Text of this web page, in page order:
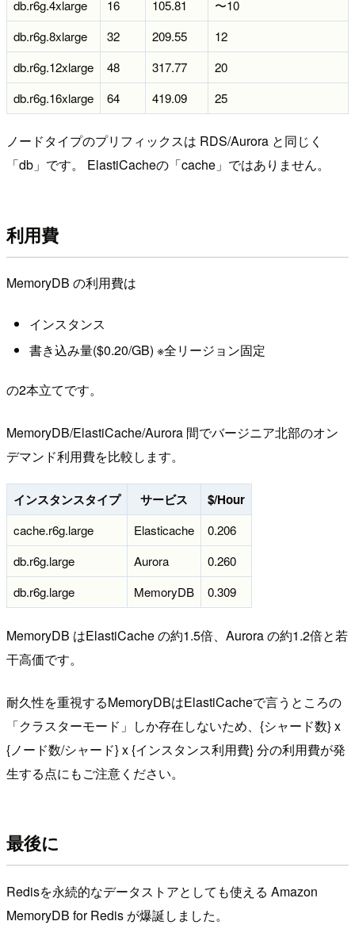
db.r6g.4xlarge 16 105.81
〜10
db.r6g.8xlarge
32 209.55
12
db.r6g.12xlarge
48 317.77
20
db.r6g.16xlarge
64 419.09 25
ノードタイプのプリフィックスは RDS/Aurora と同じく
「db」です。 ElastiCacheの「cache」ではありません。
利用費
MemoryDB の利用費は
インスタンス
書き込み量($0.20/GB) ※全リージョン固定
の2本立てです。
MemoryDB/ElastiCache/Aurora 間でバージニア北部のオン
デマンド利用費を比較します。
インスタンスタイプ サービス $/Hour
cache.r6g.large Elasticache
0.206
db.r6g.large
Aurora
0.260
db.r6g.large
MemoryDB 0.309
MemoryDB はElastiCache の約1.5倍、Aurora の約1.2倍と若
干高価です。
耐久性を重視するMemoryDBはElastiCacheで言うところの
「クラスターモード」しか存在しないため、{シャード数} x
{ノード数/シャード} x {インスタンス利用費} 分の利用費が発
生する点にもご注意ください。
最後に
Redisを永続的なデータストアとしても使える Amazon
MemoryDB for Redis が爆誕しました。